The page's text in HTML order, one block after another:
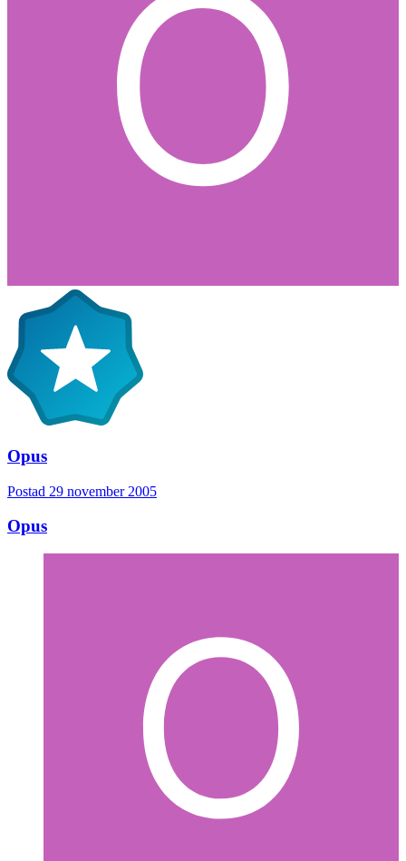
Opus
Postad 29 november 2005
Opus